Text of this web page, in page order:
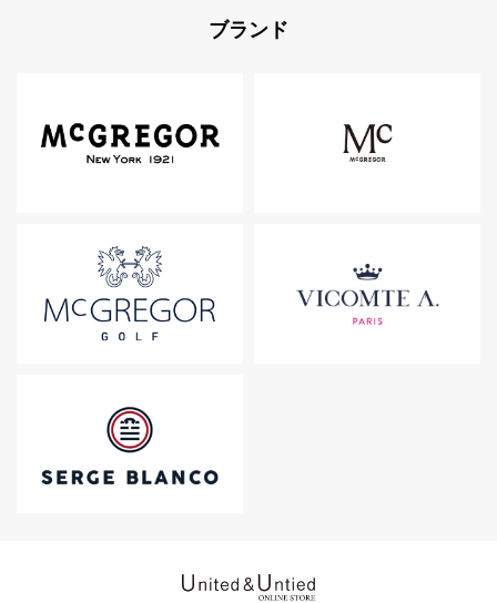
ブランド